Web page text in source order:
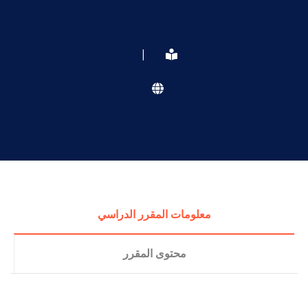
|
معلومات المقرر الدراسي
محتوى المقرر